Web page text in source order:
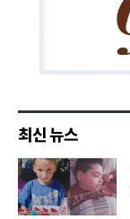
최신 뉴스